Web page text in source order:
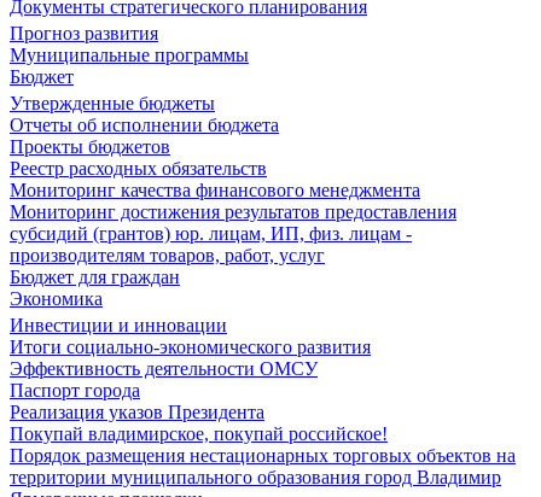
Документы стратегического планирования
Прогноз развития
Муниципальные программы
Бюджет
Утвержденные бюджеты
Отчеты об исполнении бюджета
Проекты бюджетов
Реестр расходных обязательств
Мониторинг качества финансового менеджмента
Мониторинг достижения результатов предоставления
субсидий (грантов) юр. лицам, ИП, физ. лицам -
производителям товаров, работ, услуг
Бюджет для граждан
Экономика
Инвестиции и инновации
Итоги социально-экономического развития
Эффективность деятельности ОМСУ
Паспорт города
Реализация указов Президента
Покупай владимирское, покупай российское!
Порядок размещения нестационарных торговых объектов на
территории муниципального образования город Владимир